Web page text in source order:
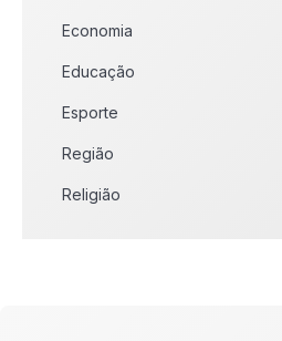
Economia
Educação
Esporte
Região
Religião